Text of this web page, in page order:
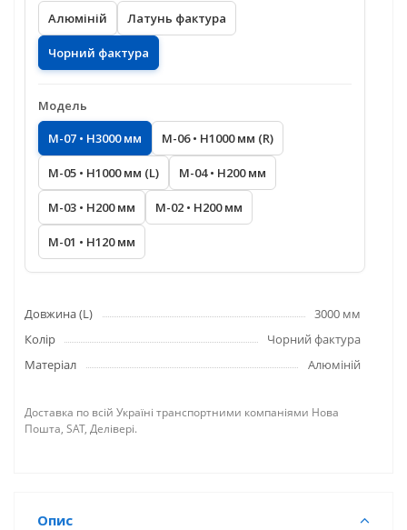
Алюміній
Латунь фактура
Чорний фактура
Модель
M-07 • H3000 мм
M-06 • H1000 мм (R)
M-05 • H1000 мм (L) M-04 • H200 мм
M-03 • H200 мм M-02 • H200 мм
M-01 • H120 мм
Довжина (L)
3000 мм
Колір
Чорний фактура
Матеріал
Алюміній
Доставка по всій Україні транспортними компаніями Нова
Пошта, SAT, Делівері.
Опис